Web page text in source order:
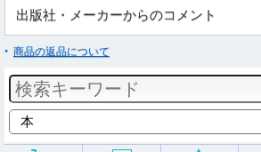
出版社・メーカーからのコメント
商品の返品について